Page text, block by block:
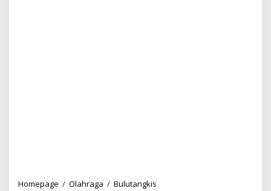
Homepage / Olahraga / Bulutangkis